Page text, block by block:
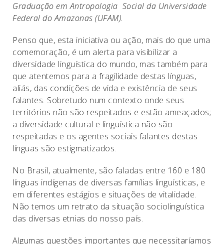
Graduação em Antropologia Social da Universidade
Federal do Amazonas (UFAM).
Penso que, esta iniciativa ou ação, mais do que uma
comemoração, é um alerta para visibilizar a
diversidade linguística do mundo, mas também para
que atentemos para a fragilidade destas línguas,
aliás, das condições de vida e existência de seus
falantes. Sobretudo num contexto onde seus
territórios não são respeitados e estão ameaçados;
a diversidade cultural e linguística não são
respeitadas e os agentes sociais falantes destas
línguas são estigmatizados.
No Brasil, atualmente, são faladas entre 160 e 180
línguas indígenas de diversas famílias linguísticas, e
em diferentes estágios e situações de vitalidade.
Não temos um retrato da situação sociolinguística
das diversas etnias do nosso país.
Algumas questões importantes que necessitaríamos